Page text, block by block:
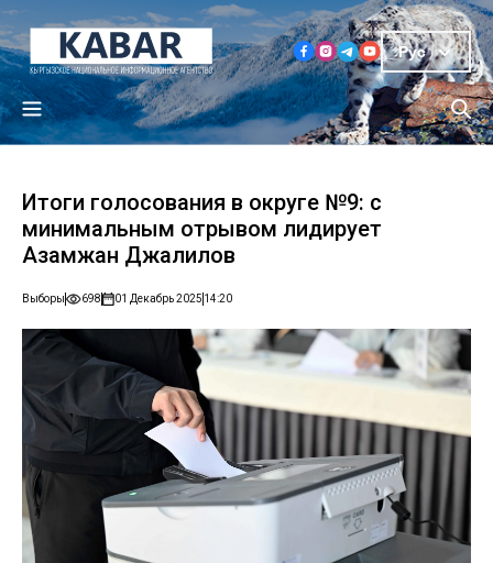
Рус
Итоги голосования в округе №9: с
минимальным отрывом лидирует
Азамжан Джалилов
Выборы 698 01 Декабрь 2025 14:20